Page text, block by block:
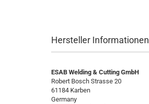
Hersteller Informationen
ESAB Welding & Cutting GmbH
Robert Bosch Strasse 20
61184 Karben
Germany